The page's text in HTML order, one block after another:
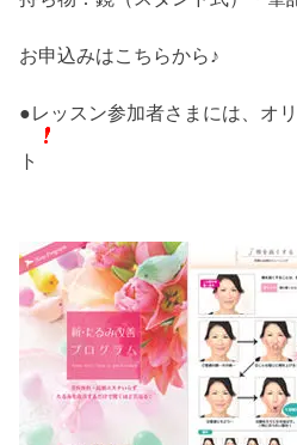
お申込みはこちらから♪
●レッスン参加者さまには、オ
ト